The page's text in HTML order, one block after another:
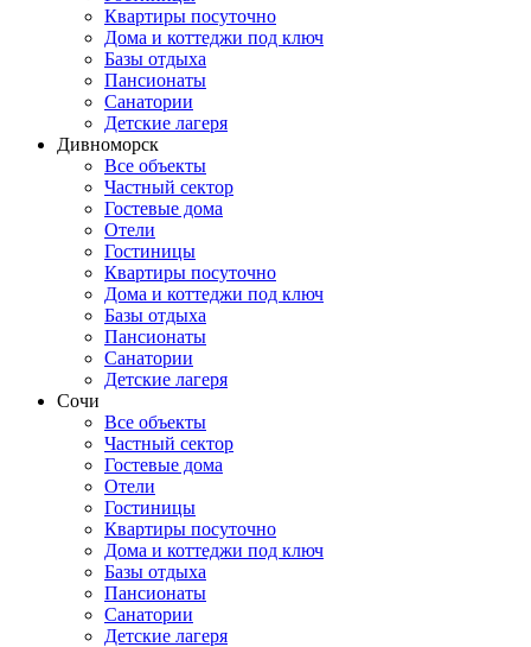
Квартиры посуточно
Дома и коттеджи под ключ
Базы отдыха
Пансионаты
Санатории
Детские лагеря
Дивноморск
Все объекты
Частный сектор
Гостевые дома
Отели
Гостиницы
Квартиры посуточно
Дома и коттеджи под ключ
Базы отдыха
Пансионаты
Санатории
Детские лагеря
Сочи
Все объекты
Частный сектор
Гостевые дома
Отели
Гостиницы
Квартиры посуточно
Дома и коттеджи под ключ
Базы отдыха
Пансионаты
Санатории
Детские лагеря